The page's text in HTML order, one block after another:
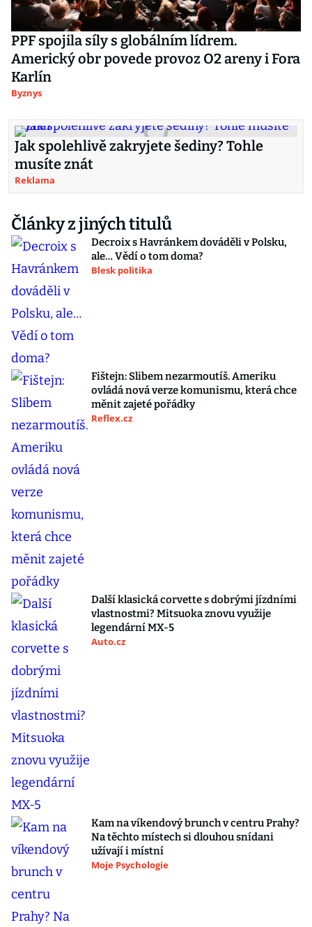
PPF spojila síly s globálním lídrem.
Americký obr povede provoz O2 areny i Fora
Karlín
Byznys
Jak spolehlivě zakryjete šediny? Tohle
musíte znát
Reklama
Články z jiných titulů
Decroix s Havránkem dováděli v Polsku,
ale… Vědí o tom doma?
Blesk politika
Fištejn: Slibem nezarmoutíš. Ameriku
ovládá nová verze komunismu, která chce
měnit zajeté pořádky
Reflex.cz
Další klasická corvette s dobrými jízdními
vlastnostmi? Mitsuoka znovu využije
legendární MX-5
Auto.cz
Kam na víkendový brunch v centru Prahy?
Na těchto místech si dlouhou snídani
užívají i místní
Moje Psychologie